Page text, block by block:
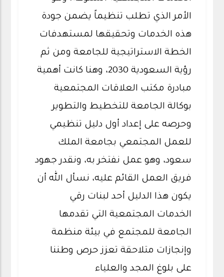
الأمر الذي تطلب تنظيماً يضمن جودة
هذه الخدمات وتحقيقها لمستهدفات
الخطة الاستراتيجية للجامعة ومن ثم
رؤية السعودية 2030، وهنا كانت أهمية
مبادرة مكتب العلاقات المجتمعية
بوكالة الجامعة للتخطيط والتطوير
وحرصه على إعداد أول دليل تنظيمي
للعمل المجتمعي بجامعة الملك
سعود، وهو عمل نفتخر به، ونقدر جهود
فريق العمل القائم عليه، نسأل الله أن
يكون هذا الدليل أحد لبنات رقي
الخدمات المجتمعية التي تقدمها
الجامعة للمجتمع في بيئة منظمة
وإنجازات متلاحقة تعزز حرص وطننا
على بلوغ المجد والعلياء